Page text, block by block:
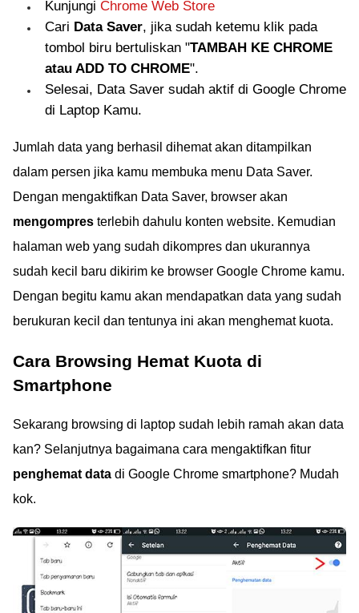
Kunjungi Chrome Web Store
Cari Data Saver, jika sudah ketemu klik pada
tombol biru bertuliskan "TAMBAH KE CHROME
atau ADD TO CHROME".
Selesai, Data Saver sudah aktif di Google Chrome
di Laptop Kamu.
Jumlah data yang berhasil dihemat akan ditampilkan
dalam persen jika kamu membuka menu Data Saver.
Dengan mengaktifkan Data Saver, browser akan
mengompres terlebih dahulu konten website. Kemudian
halaman web yang sudah dikompres dan ukurannya
sudah kecil baru dikirim ke browser Google Chrome kamu.
Dengan begitu kamu akan mendapatkan data yang sudah
berukuran kecil dan tentunya ini akan menghemat kuota.
Cara Browsing Hemat Kuota di
Smartphone
Sekarang browsing di laptop sudah lebih ramah akan data
kan? Selanjutnya bagaimana cara mengaktifkan fitur
penghemat data di Google Chrome smartphone? Mudah
kok.